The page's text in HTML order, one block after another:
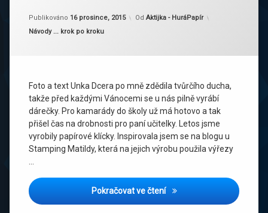
Publikováno 16 prosince, 2015
Aktualizováno 16 prosince, 2015
Od Aktijka - HuráPapír
Kategorie:
Návody ... krok po kroku
Foto a text Unka Dcera po mně zdědila tvůrčího ducha,
takže před každými Vánocemi se u nás pilně vyrábí
dárečky. Pro kamarády do školy už má hotovo a tak
přišel čas na drobnosti pro paní učitelky. Letos jsme
vyrobily papírové klícky. Inspirovala jsem se na blogu u
Stamping Matildy, která na jejich výrobu použila výřezy
Pokračovat ve čteníJak na PTAČÍ KLECE …